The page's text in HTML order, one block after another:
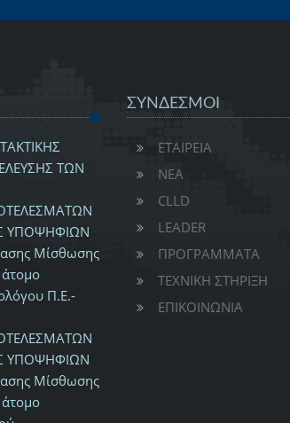
ΤΩΝ
ΥΠΟΨΗΦΙΩΝ
Μίσθωσης
Π.Ε.-
ΥΠΟΨΗΦΙΩΝ
Μίσθωσης
ΣΥΝΔΕΣΜΟΙ
ΕΤΑΙΡΕΙΑ
ΝΕΑ
CLLD
LEADER
ΠΡΟΓΡΑΜΜΑΤΑ
ΤΕΧΝΙΚΗ ΣΤΗΡΙΞΗ
ΕΠΙΚΟΙΝΩΝΙΑ